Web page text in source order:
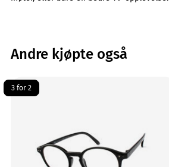
Andre kjøpte også
3 for 2